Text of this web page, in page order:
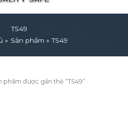
TS49
Sản phẩm TS49
phẩm được gắn thẻ “TS49”